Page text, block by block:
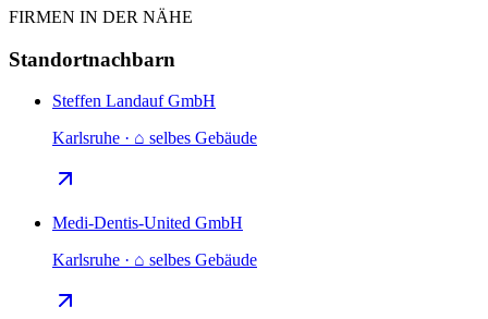
FIRMEN IN DER NÄHE
Standortnachbarn
Steffen Landauf GmbH
Karlsruhe · ⌂ selbes Gebäude
Medi-Dentis-United GmbH
Karlsruhe · ⌂ selbes Gebäude